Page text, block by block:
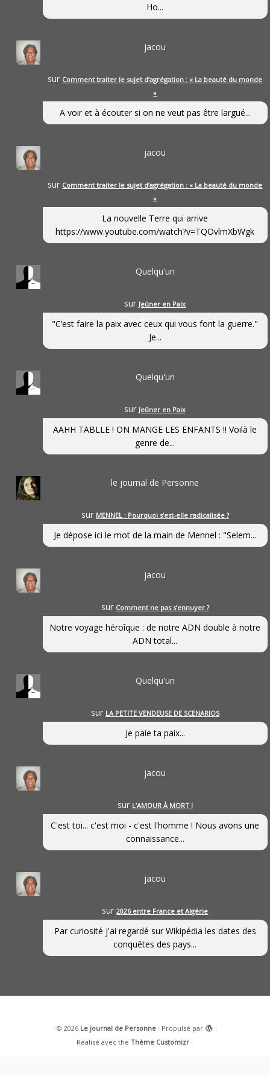
Ho...
jacou
sur Comment traiter le sujet d’agrégation : « La beauté du monde
»
A voir et à écouter si on ne veut pas être largué...
jacou
sur Comment traiter le sujet d’agrégation : « La beauté du monde
»
La nouvelle Terre qui arrive
https://www.youtube.com/watch?v=TQOvlmXbWgk
Quelqu'un
sur Jeûner en Paix
"C’est faire la paix avec ceux qui vous font la guerre."
Je...
Quelqu'un
sur Jeûner en Paix
AAHH TABLLE ! ON MANGE LES ENFANTS !! Voilà le
genre de...
le journal de Personne
sur MENNEL : Pourquoi s’est-elle radicalisée ?
Je dépose ici le mot de la main de Mennel : "Selem...
jacou
sur Comment ne pas s’ennuyer ?
Notre voyage héroîque : de notre ADN double à notre
ADN total...
Quelqu'un
sur LA PETITE VENDEUSE DE SCENARIOS
Je paie ta paix...
jacou
sur L’AMOUR À MORT !
C'est toi... c'est moi - c'est l'homme ! Nous avons une
connaissance...
jacou
sur2026 entre France et Algérie
Par curiosité j'ai regardé sur Wikipédia les dates des
conquêtes des pays...
· © 2026 Le journal de Personne· Propulsé par
·
Réalisé avec theThème Customizr ·